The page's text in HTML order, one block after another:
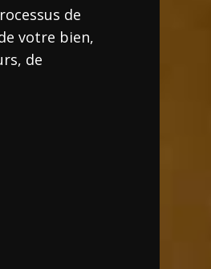
de
votre bien,
de